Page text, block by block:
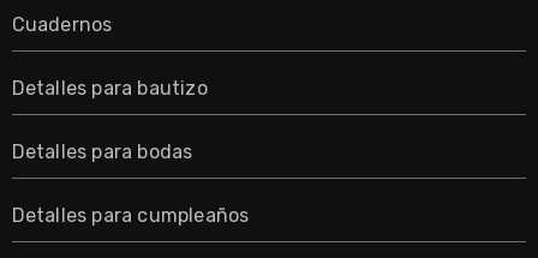
Cuadernos
Detalles para bautizo
Detalles para bodas
Detalles para cumpleaños